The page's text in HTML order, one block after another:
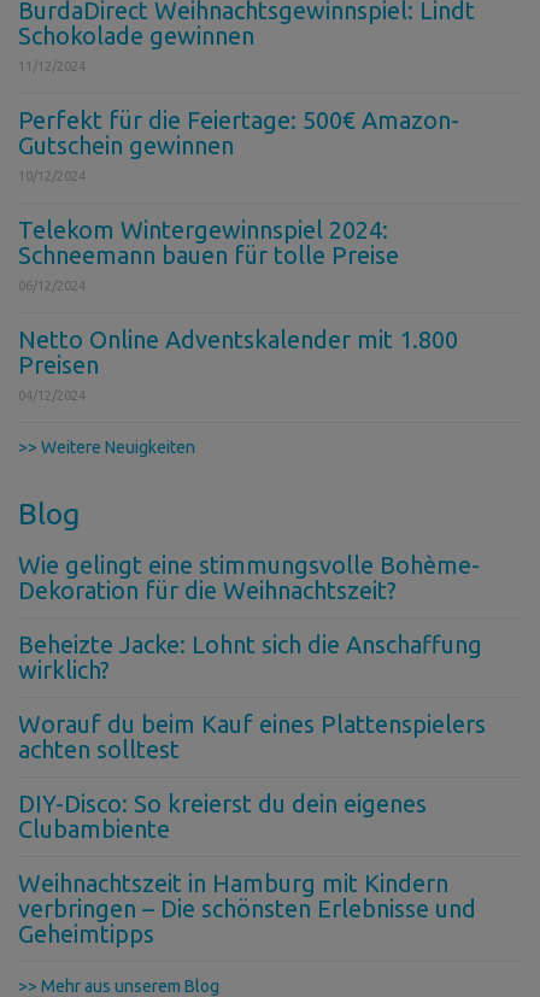
BurdaDirect Weihnachtsgewinnspiel: Lindt
Schokolade gewinnen
11/12/2024
Perfekt für die Feiertage: 500€ Amazon-
Gutschein gewinnen
10/12/2024
Telekom Wintergewinnspiel 2024:
Schneemann bauen für tolle Preise
06/12/2024
Netto Online Adventskalender mit 1.800
Preisen
04/12/2024
>> Weitere Neuigkeiten
Blog
Wie gelingt eine stimmungsvolle Bohème-
Dekoration für die Weihnachtszeit?
Beheizte Jacke: Lohnt sich die Anschaffung
wirklich?
Worauf du beim Kauf eines Plattenspielers
achten solltest
DIY-Disco: So kreierst du dein eigenes
Clubambiente
Weihnachtszeit in Hamburg mit Kindern
verbringen – Die schönsten Erlebnisse und
Geheimtipps
>> Mehr aus unserem Blog